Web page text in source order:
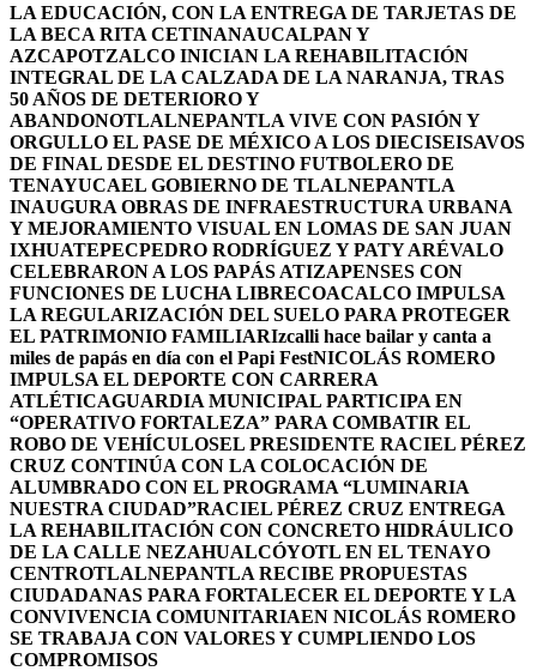
LA EDUCACIÓN, CON LA ENTREGA DE TARJETAS DE
LA BECA RITA CETINANAUCALPAN Y
AZCAPOTZALCO INICIAN LA REHABILITACIÓN
INTEGRAL DE LA CALZADA DE LA NARANJA, TRAS
50 AÑOS DE DETERIORO Y
ABANDONOTLALNEPANTLA VIVE CON PASIÓN Y
ORGULLO EL PASE DE MÉXICO A LOS DIECISEISAVOS
DE FINAL DESDE EL DESTINO FUTBOLERO DE
TENAYUCAEL GOBIERNO DE TLALNEPANTLA
INAUGURA OBRAS DE INFRAESTRUCTURA URBANA
Y MEJORAMIENTO VISUAL EN LOMAS DE SAN JUAN
IXHUATEPECPEDRO RODRÍGUEZ Y PATY ARÉVALO
CELEBRARON A LOS PAPÁS ATIZAPENSES CON
FUNCIONES DE LUCHA LIBRECOACALCO IMPULSA
LA REGULARIZACIÓN DEL SUELO PARA PROTEGER
EL PATRIMONIO FAMILIARIzcalli hace bailar y canta a
miles de papás en día con el Papi FestNICOLÁS ROMERO
IMPULSA EL DEPORTE CON CARRERA
ATLÉTICAGUARDIA MUNICIPAL PARTICIPA EN
“OPERATIVO FORTALEZA” PARA COMBATIR EL
ROBO DE VEHÍCULOSEL PRESIDENTE RACIEL PÉREZ
CRUZ CONTINÚA CON LA COLOCACIÓN DE
ALUMBRADO CON EL PROGRAMA “LUMINARIA
NUESTRA CIUDAD”RACIEL PÉREZ CRUZ ENTREGA
LA REHABILITACIÓN CON CONCRETO HIDRÁULICO
DE LA CALLE NEZAHUALCÓYOTL EN EL TENAYO
CENTROTLALNEPANTLA RECIBE PROPUESTAS
CIUDADANAS PARA FORTALECER EL DEPORTE Y LA
CONVIVENCIA COMUNITARIAEN NICOLÁS ROMERO
SE TRABAJA CON VALORES Y CUMPLIENDO LOS
COMPROMISOS